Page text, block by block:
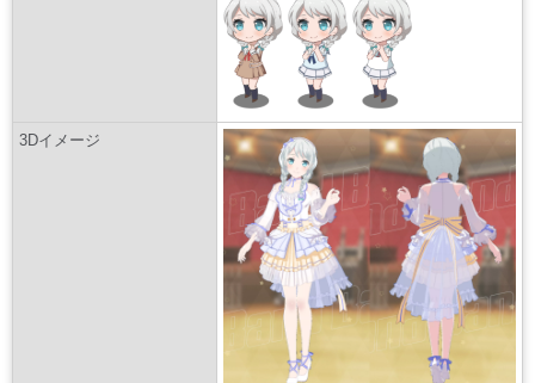
3Dイメージ